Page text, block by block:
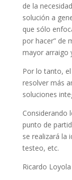
de la
solución a
que sólo
por hacer” de
mayor arraigo
Por lo tanto,
resolver más
soluciones
Considerando
punto de
se realizará la
testeo, etc.
Ricardo Loyola